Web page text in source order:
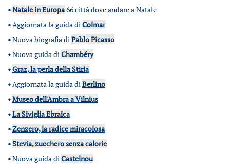
•Natale in Europa66 città dove andare a Natale
•Aggiornata la guida diColmar
•Nuova biografia diPablo Picasso
•Nuova guida diChambéry
•Graz, la perla della Stiria
•Aggiornata la guida diBerlino
•Museo dell'Ambra a Vilnius
•La Siviglia Ebraica
•Zenzero, la radice miracolosa
•Stevia, zucchero senza calorie
•Nuova guida diCastelnou